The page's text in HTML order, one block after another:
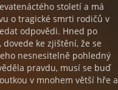
století a má
o tragické smrti rodičů v
odpovědi. Hned po
ke zjištění, že se
nesnesitelně pohledný
pravdu, musí se buď
v mnohem větší hře a